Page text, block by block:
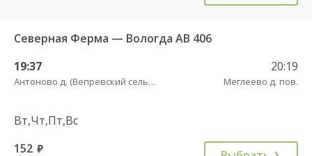
Северная Ферма — Вологда АВ 406
19:37
Антоново д. (Вепревский сельсовет)
20:19
Меглеево д. пов.
Вт,Чт,Пт,Вс
152 руб.